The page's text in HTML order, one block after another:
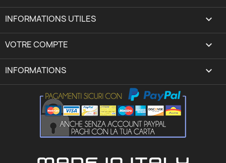
INFORMATIONS UTILES 
VOTRE COMPTE expand_more
INFORMATIONS keyboard_arrow_down